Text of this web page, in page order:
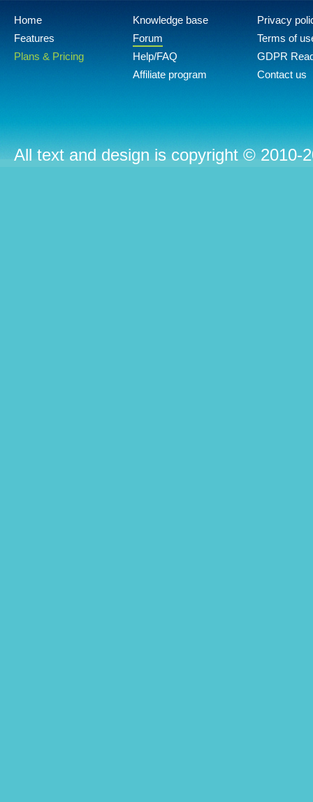
Home
Features
Plans & Pricing
Knowledge base
Forum
Help/FAQ
Affiliate program
Privacy
Terms of
GDPR
Contact us
All text and design is copyright © 2010-